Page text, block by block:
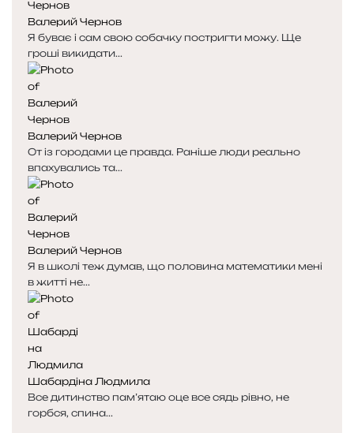
к
а
к
а
Валерий Чернов
Я буває і сам свою собачку постригти можу. Ще
гроші викидати...
Валерий Чернов
От із городами це правда. Раніше люди реально
впахувались та...
Валерий Чернов
Я в школі теж думав, що половина математики мені
в житті не...
Шабардіна Людмила
Все дитинство пам’ятаю оце все сядь рівно, не
горбся, спина...